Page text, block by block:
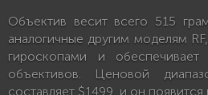
Объектив весит всего 515
аналогичные другим моделям
гироскопами и
объективов. Ценовой
составляет $1499, и он